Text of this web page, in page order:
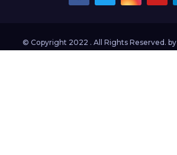
© Copyright 2022 . All Rights Reserved. by